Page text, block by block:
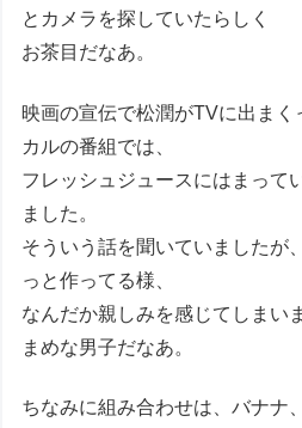
とカメラを探していたらしく
お茶目だなあ。
映画の宣伝で松潤がTVに出ま
カルの番組では、
フレッシュジュースにはまって
ました。
そういう話を聞いていましたが
っと作ってる様、
なんだか親しみを感じてしまい
まめな男子だなあ。
ちなみに組み合わせは、バナナ